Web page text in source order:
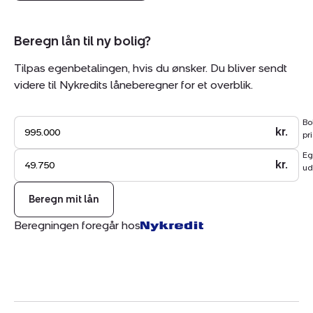
fritidsejendom i fredelige, naturskønne omgivelser.
Beregn lån til ny bolig?
Tilpas egenbetalingen, hvis du ønsker. Du bliver sendt
videre til Nykredits låneberegner for et overblik.
kr.
kr.
Beregn mit lån
Beregningen foregår hos